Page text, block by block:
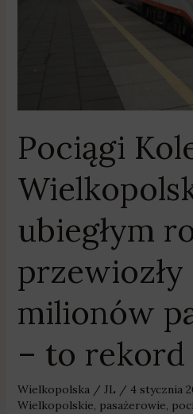
Pociągi
ubiegłym
przewiozły
milionów
– to rekord
Wielkopolska/ JL / 4 stycznia
Wielkopolskie, pasażerowie,
rekord